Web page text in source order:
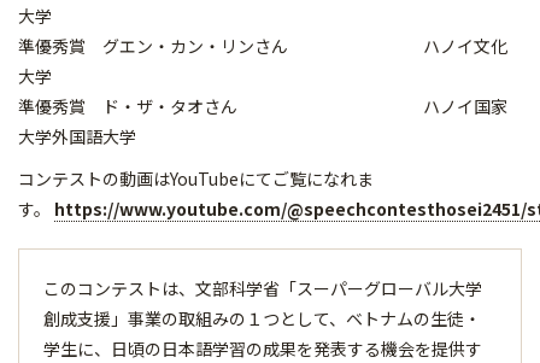
大学
準優秀賞 グエン・カン・リンさん ハノイ文化
大学
準優秀賞 ド・ザ・タオさん ハノイ国家
大学外国語大学
コンテストの動画はYouTubeにてご覧になれま
す。
https://www.youtube.com/@speechcontesthosei2451/
このコンテストは、文部科学省「スーパーグローバル大学
創成支援」事業の取組みの１つとして、ベトナムの生徒・
学生に、日頃の日本語学習の成果を発表する機会を提供す